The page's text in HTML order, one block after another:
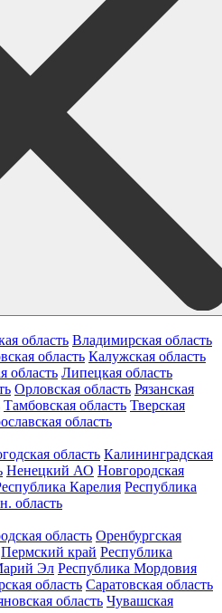
область Владимирская область
область Калужская область
область Липецкая область
Орловская область Рязанская
Тамбовская область Тверская
область
область Калининградская
Ненецкий АО Новгородская
Карелия Республика
область
область Оренбургская
Пермский край Республика
Эл Республика Мордовия
область Саратовская область
область Чувашская